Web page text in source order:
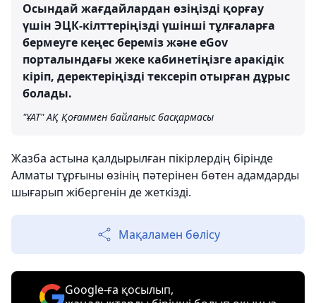
Осындай жағдайлардан өзіңізді қорғау
үшін ЭЦК-кілттеріңізді үшінші тұлғаларға
бермеуге кеңес береміз және eGov
порталындағы жеке кабинетіңізге аракідік
кіріп, деректеріңізді тексеріп отырған дұрыс
болады.
"ҰАТ" АҚ Қоғаммен байланыс басқармасы
Жазба астына қалдырылған пікірлердің бірінде
Алматы тұрғыны өзінің пәтерінен бөтен адамдарды
шығарып жібергенін де жеткізді.
Мақаламен бөлісу
Google-ға қосылып,